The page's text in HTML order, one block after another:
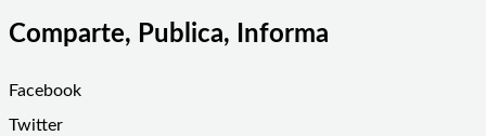
Comparte, Publica, Informa
Facebook
Twitter